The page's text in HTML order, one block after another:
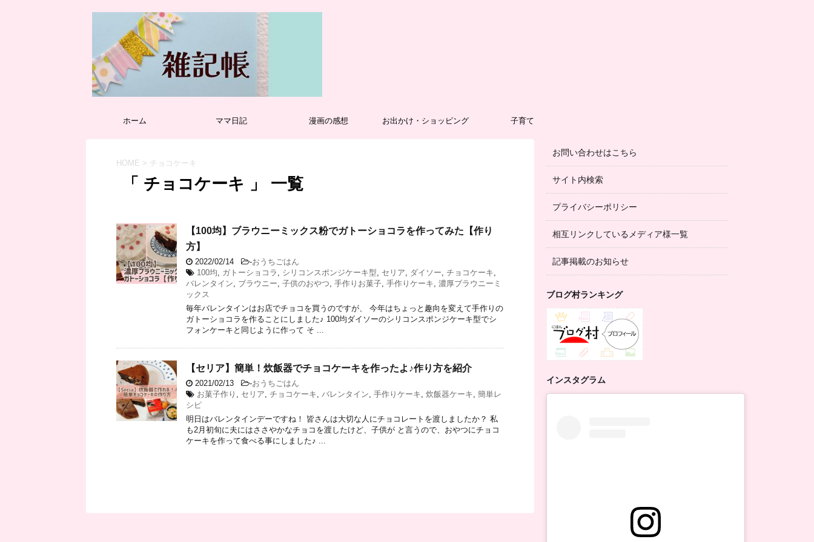
ホーム ママ日記 漫画の感想 お出かけ・ショッピング 子育て
HOME > チョコケーキ
「 チョコケーキ 」 一覧
【100均】ブラウニーミックス粉でガトーショコラを作ってみた【作り
方】
2022/02/14 -おうちごはん
100均
ガトーショコラ シリコンスポンジケーキ型 セリア ダイソー チョコケーキ
バレンタイン
ブラウニー 子供のおやつ 手作りお菓子 手作りケーキ 濃厚ブラウニーミ
ックス
毎年バレンタインはお店でチョコを買うのですが、 今年はちょっと趣向を変えて手作りの
ガトーショコラを作ることにしました♪ 100均ダイソーのシリコンスポンジケーキ型でシ
フォンケーキと同じように作って そ ...
【セリア】簡単！炊飯器でチョコケーキを作ったよ♪作り方を紹介
2021/02/13 -おうちごはん
お菓子作り
セリア チョコケーキ バレンタイン 手作りケーキ 炊飯器ケーキ 簡単レ
シピ
明日はバレンタインデーですね！ 皆さんは大切な人にチョコレートを渡しましたか？ 私
も2月初旬に夫にはささやかなチョコを渡したけど、子供が と言うので、おやつにチョコ
ケーキを作って食べる事にしました♪ ...
お問い合わせはこちら
サイト内検索
プライバシーポリシー
相互リンクしているメディア様一覧
記事掲載のお知らせ
ブログ村ランキング
インスタグラム